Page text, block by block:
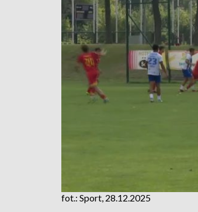
fot.: Sport, 28.12.2025